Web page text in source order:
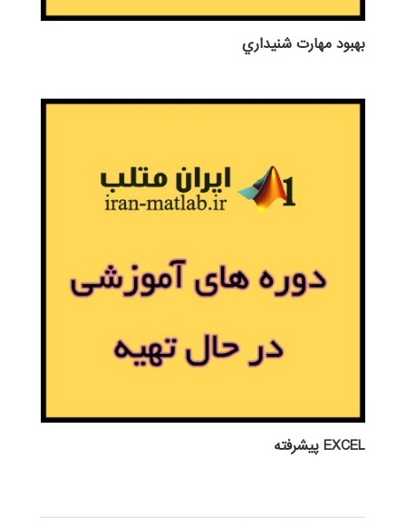
بهبود مهارت شنيداري
EXCEL پيشرفته